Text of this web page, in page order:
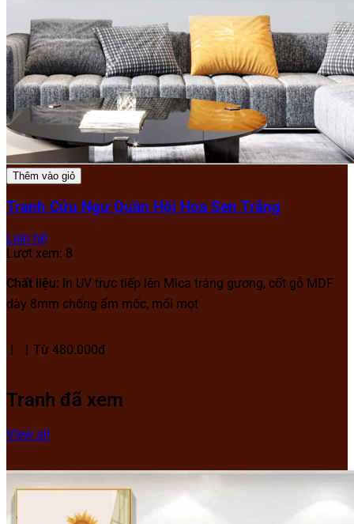
Thêm vào giỏ
Tranh Cửu Ngư Quần Hội Hoa Sen Trắng
Liên hệ
Lượt xem: 8
Chất liệu: In UV trực tiếp lên Mica tráng gương, cốt gỗ MDF
dày 8mm chống ẩm mốc, mối mọt
Từ 480.000đ
Tranh đã xem
View all